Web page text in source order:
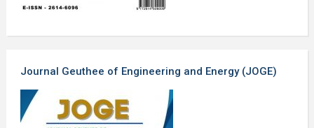
Journal Geuthee of Engineering and Energy (JOGE)